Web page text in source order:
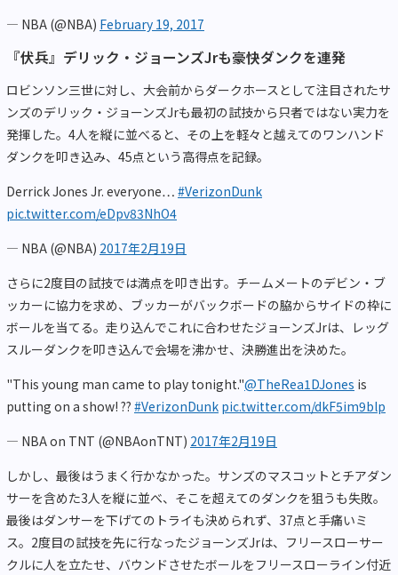
— NBA (@NBA) February 19, 2017
『伏兵』デリック・ジョーンズJrも豪快ダンクを連発
ロビンソン三世に対し、大会前からダークホースとして注目されたサ
ンズのデリック・ジョーンズJrも最初の試技から只者ではない実力を
発揮した。4人を縦に並べると、その上を軽々と越えてのワンハンド
ダンクを叩き込み、45点という高得点を記録。
Derrick Jones Jr. everyone… #VerizonDunk
pic.twitter.com/eDpv83NhO4
— NBA (@NBA) 2017年2月19日
さらに2度目の試技では満点を叩き出す。チームメートのデビン・ブ
ッカーに協力を求め、ブッカーがバックボードの脇からサイドの枠に
ボールを当てる。走り込んでこれに合わせたジョーンズJrは、レッグ
スルーダンクを叩き込んで会場を沸かせ、決勝進出を決めた。
"This young man came to play tonight."@TheRea1DJones is
putting on a show! ?? #VerizonDunk pic.twitter.com/dkF5im9blp
— NBA on TNT (@NBAonTNT) 2017年2月19日
しかし、最後はうまく行かなかった。サンズのマスコットとチアダン
サーを含めた3人を縦に並べ、そこを超えてのダンクを狙うも失敗。
最後はダンサーを下げてのトライも決められず、37点と手痛いミ
ス。2度目の試技を先に行なったジョーンズJrは、フリースローサー
クルに人を立たせ、バウンドさせたボールをフリースローライン付近